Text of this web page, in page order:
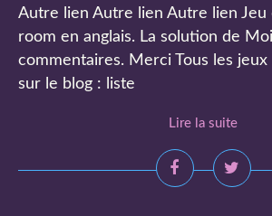
Autre lien Autre lien Autre lien Jeu
room en anglais. La solution de
commentaires. Merci Tous les jeux
sur le blog : liste
Lire la suite